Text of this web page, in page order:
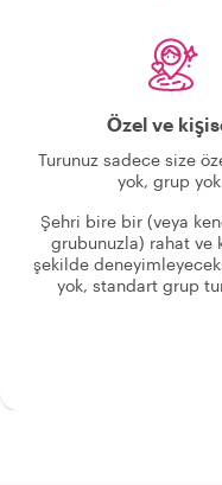
Özel ve
Turunuz sadece size
yok, grup
Şehri bire bir (veya
grubunuzla) rahat ve
şekilde
yok, standart grup